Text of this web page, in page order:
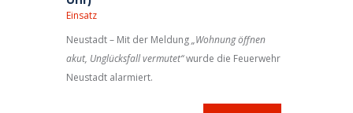
Einsatz
Neustadt – Mit der Meldung„Wohnung öffnen
akut, Unglücksfall vermutet“wurde die Feuerwehr
Neustadt alarmiert.